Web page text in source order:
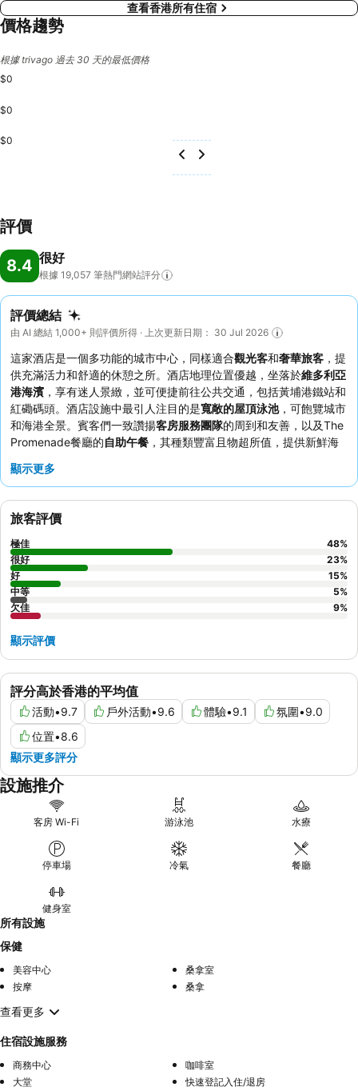
查看香港所有住宿
價格趨勢
根據 trivago 過去 30 天的最低價格
$0
$0
$0
評價
8.4 很好
根據 19,057 筆熱門網站評分
評價總結
由 AI 總結 1,000+ 則評價所得 · 上次更新日期： 30 Jul 2026
這家酒店是一個多功能的城市中心，同樣適合觀光客和奢華旅客 ，提
供充滿活力和舒適的休憩之所。酒店地理位置優越，坐落於維多利亞
港海濱 ，享有迷人景緻，並可便捷前往公共交通，包括黃埔港鐵站和
紅磡碼頭。酒店設施中最引人注目的是寬敞的屋頂泳池，可飽覽城市
和海港全景。賓客們一致讚揚客房服務團隊的周到和友善，以及The
Promenade餐廳的自助午餐 ，其種類豐富且物超所值，提供新鮮海
並享有海港景觀
顯示更多
評分高於香港的平均值
活動•9.7 戶外活動•9.6 體驗•9.1 氛圍•9.0
位置•8.6
顯示更多評分
旅客評價
極佳 48%
很好
23%
好
15%
中等
5%
欠佳
9%
顯示評價
設施推介
客房 Wi-Fi 游泳池 水療
停車場 冷氣 餐廳
健身室
所有設施
保健
美容中心
桑拿室
按摩
桑拿
查看更多
住宿設施服務
商務中心
咖啡室
大堂
快速登記入住/退房